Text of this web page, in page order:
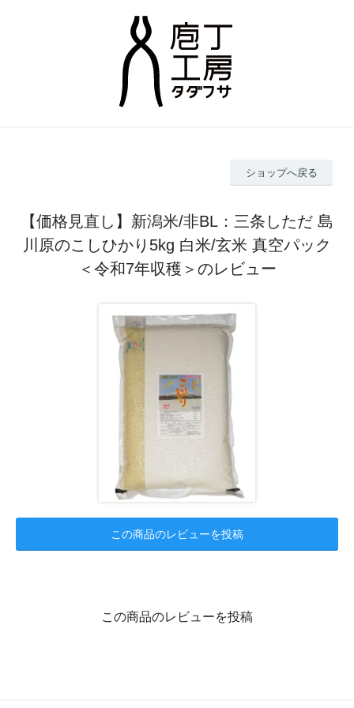
ショップへ戻る
【価格見直し】新潟米/非BL：三条しただ 島
川原のこしひかり5kg 白米/玄米 真空パック
＜令和7年収穫＞のレビュー
この商品のレビューを投稿
この商品のレビューを投稿